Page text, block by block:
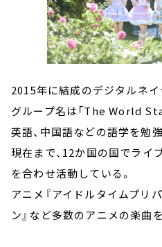
2015年に結成のデジタルネイ
グループ名は「The World
英語、中国語などの語学を勉
現在まで、12か国の国でライ
を合わせ活動している。
アニメ『アイドルタイムプリ
ン』など多数のアニメの楽曲を